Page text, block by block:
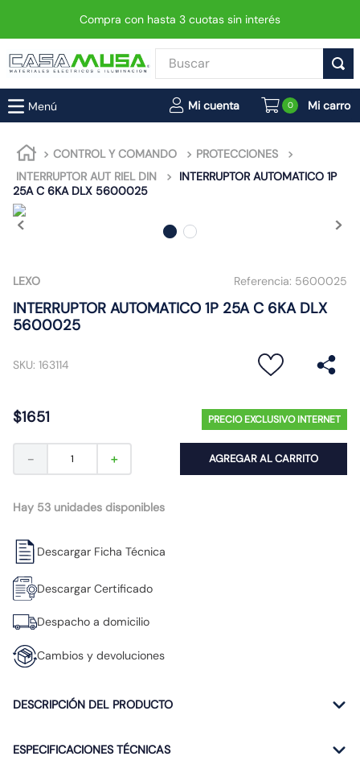
Compra con hasta 3 cuotas sin interés
Buscar
0
CONTROL Y COMANDO
PROTECCIONES
INTERRUPTOR AUT RIEL DIN
INTERRUPTOR AUTOMATICO 1P
25A C 6KA DLX 5600025
LEXO Referencia: 5600025
INTERRUPTOR AUTOMATICO 1P 25A C 6KA DLX
5600025
SKU: 163114
$1651 PRECIO EXCLUSIVO INTERNET
＋
－ AGREGAR AL CARRITO
Hay 53 unidades disponibles
Descargar Ficha Técnica
Descargar Certificado
Despacho a domicilio
Cambios y devoluciones
DESCRIPCIÓN DEL PRODUCTO
ESPECIFICACIONES TÉCNICAS
TÉRMINOS MÁS BUSCADOS
1.
interruptor
.
enchufe
3.
luminaria vial led neo
5.
foco led
8.
ampolleta